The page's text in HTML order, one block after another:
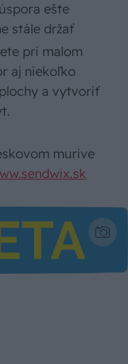
ešte
stále držať
pri malom
aj niekoľko
a vytvoriť
murive